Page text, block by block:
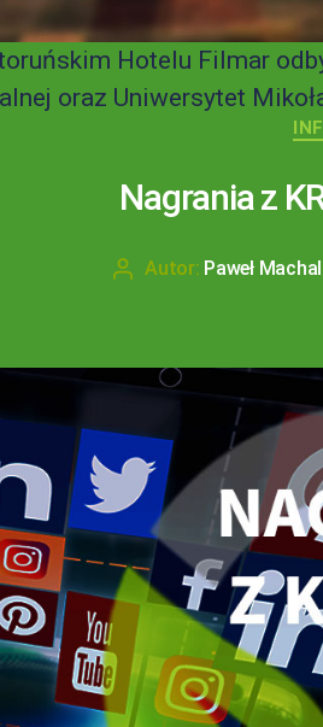
Hotelu Filmar
oraz Uniwersytet
Nagrania z
Autor: Paweł